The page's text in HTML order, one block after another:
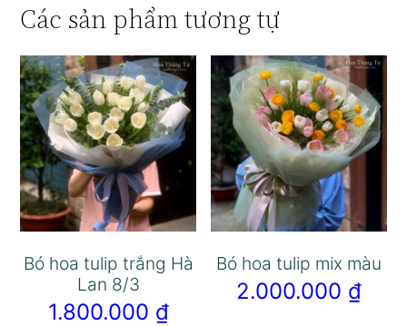
Các sản phẩm tương tự
Bó hoa tulip trắng Hà
Lan 8/3
1.800.000 ₫
Bó hoa tulip mix màu
2.000.000 ₫